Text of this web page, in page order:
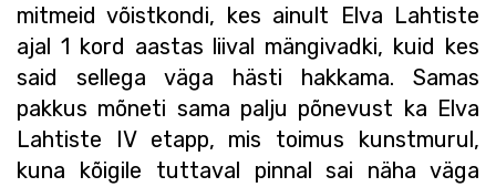
mitmeid võistkondi, kes ainult Elva Lahtiste
ajal 1 kord aastas liival mängivadki, kuid kes
said sellega väga hästi hakkama. Samas
pakkus mõneti sama palju põnevust ka Elva
Lahtiste IV etapp, mis toimus kunstmurul,
kuna kõigile tuttaval pinnal sai näha väga